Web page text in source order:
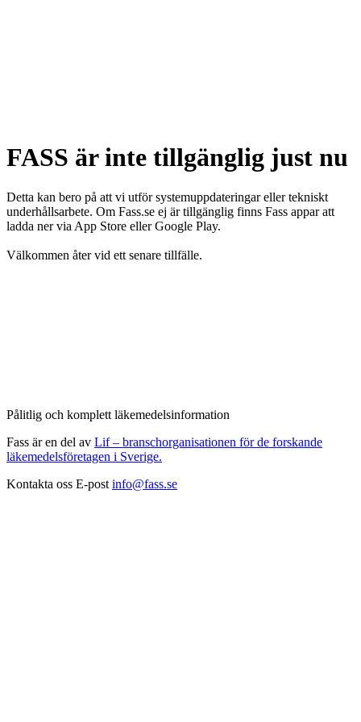
FASS är inte tillgänglig just nu
Detta kan bero på att vi utför systemuppdateringar eller tekniskt
underhållsarbete. Om Fass.se ej är tillgänglig finns Fass appar att
ladda ner via App Store eller Google Play.
Välkommen åter vid ett senare tillfälle.
Pålitlig och komplett läkemedelsinformation
Fass är en del av Lif – branschorganisationen för de forskande
läkemedelsföretagen i Sverige.
Kontakta oss E-post info@fass.se